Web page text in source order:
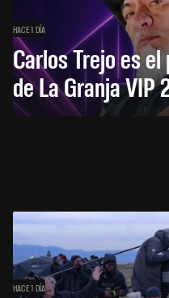
HACE 1 DÍA
Carlos Trejo es
de La Granja VIP
HACE 1 DÍA